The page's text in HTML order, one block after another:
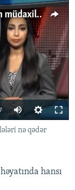
Mühacirlərin Azərbaycan siyasətin müdaxilələri nə qədər təhlükəlidir?
nə qədər
hansı